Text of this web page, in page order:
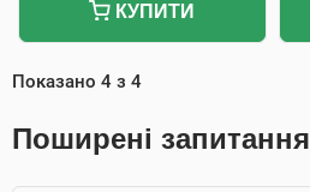
КУПИТИ
Показано 4 з 4
Поширені запитання